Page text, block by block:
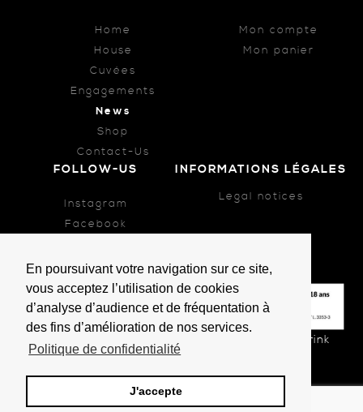
En poursuivant votre navigation sur ce site,
vous acceptez l’utilisation de cookies
d’analyse d’audience et de fréquentation à
des fins d’amélioration de nos services.
Politique de confidentialité
J'accepte
Home
House
Cuvées
Engagements
News
Shop
Contact-Us
Mon compte
Mon panier
FOLLOW-US
Instagram
Facebook
INFORMATIONS LÉGALES
Legal notices
Alcohol abuse is dangerous for your health, drink
responsibly.